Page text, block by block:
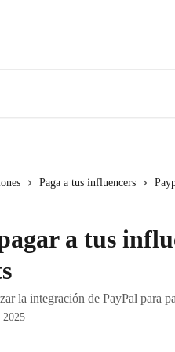
Paga a tus influencers
a tus
la integración de PayPal para
2025